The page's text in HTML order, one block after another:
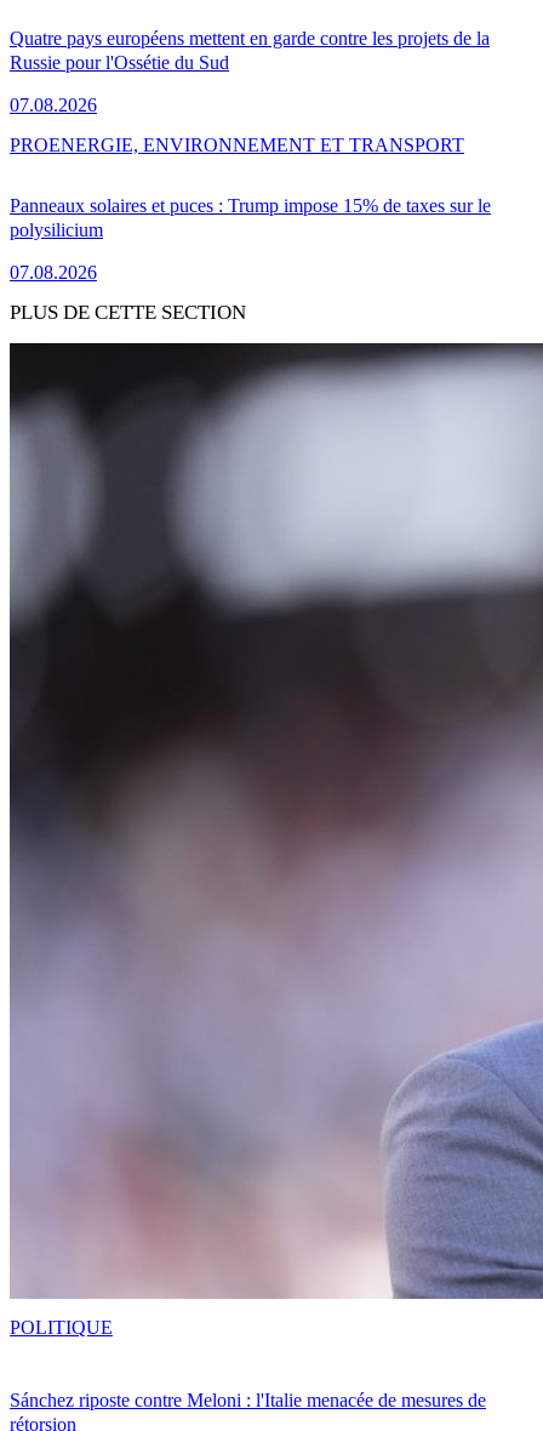
Quatre pays européens mettent en garde contre les projets de la
Russie pour l'Ossétie du Sud
07.08.2026
Panneaux solaires et puces : Trump impose 15% de taxes sur le
polysilicium
07.08.2026
PROENERGIE, ENVIRONNEMENT ET TRANSPORT
PLUS DE CETTE SECTION
Sánchez riposte contre Meloni : l'Italie menacée de mesures de
rétorsion
POLITIQUE